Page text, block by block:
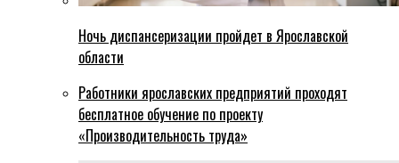
Ночь диспансеризации пройдет в Ярославской
области
Работники ярославских предприятий проходят
бесплатное обучение по проекту
«Производительность труда»